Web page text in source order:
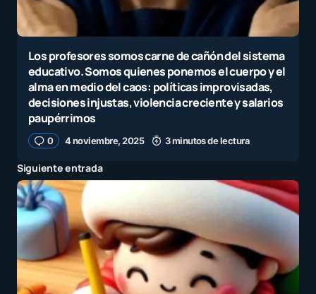
Los profesores somos carne de cañón del sistema
educativo. Somos quienes ponemos el cuerpo y el
alma en medio del caos: políticas improvisadas,
decisiones injustas, violencia creciente y salarios
paupérrimos
0 4 noviembre, 2025 3 minutos de lectura
Siguiente entrada